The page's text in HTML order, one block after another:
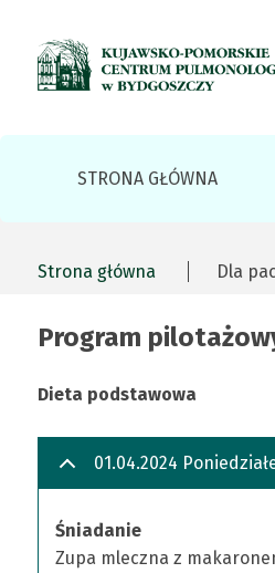
Program
„Dobry
szpitalu”
kwiecień
2024
Skip
to
Przejdź
do
Skip
to
Skip
to
STRONA GŁÓWNA
nawigacyjna
Strona główna Dla
Program
Dieta podstawowa
01.04.2024
Śniadanie
Zupa mleczna z